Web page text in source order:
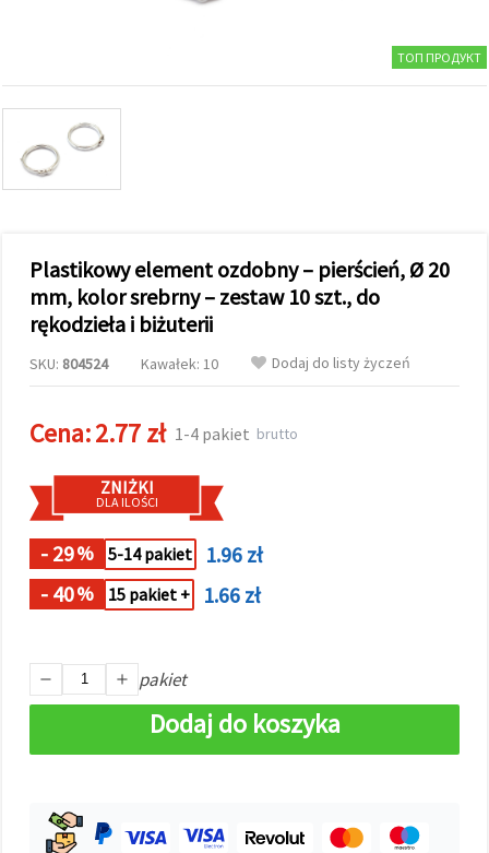
ruch i
wyświetlać
bardziej
trafne treści
oraz
naszych
analitycznych
marketingowych.
Możesz
wszystkich
klikając
"Akceptuj
wszystkie!"
wskazać
swoje
preferencje
dany typ
plików
cookie i
wszystkie
ТОП ПРОДУКТ
Plastikowy element ozdobny – pierścień, Ø 20
mm, kolor srebrny – zestaw 10 szt., do
rękodzieła i biżuterii
SKU: 804524 Kawałek: 10 Dodaj do listy życzeń
Cena:2.77 zł 1-4 pakiet brutto
ZNIŻKI
DLA ILOŚCI
- 29% 5-14 pakiet
1.96 zł
- 40% 15 pakiet + 1.66 zł
pakiet
Dodaj do koszyka